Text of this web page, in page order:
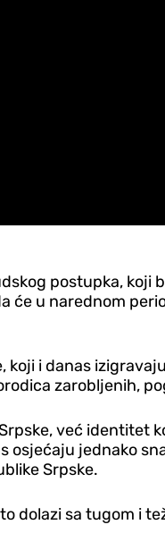
postupka,
će u narednom
i danas
zarobljenih,
već identitet
jednako
Srpske.
dolazi sa tugom i